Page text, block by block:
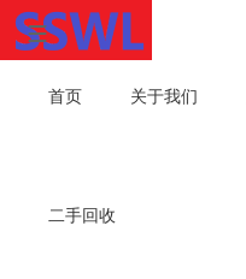
首页 关于我们
二手回收